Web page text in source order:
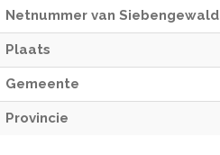
Netnummer van Siebengewald
Plaats
Gemeente
Provincie